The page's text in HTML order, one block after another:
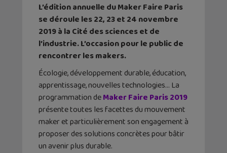
L’édition annuelle du Maker Faire Paris
se déroule les 22, 23 et 24 novembre
2019 à la Cité des sciences et de
l’industrie. L’occasion pour le public de
rencontrer les makers.
Écologie, développement durable, éducation,
apprentissage, nouvelles technologies… La
programmation deMakerFaire Paris 2019
présente toutes les facettes du mouvement
maker et particulièrement son engagement à
proposer des solutions concrètes pour bâtir
un avenir plus durable.